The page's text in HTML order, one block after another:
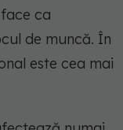
ca
de muncă. În
este cea mai